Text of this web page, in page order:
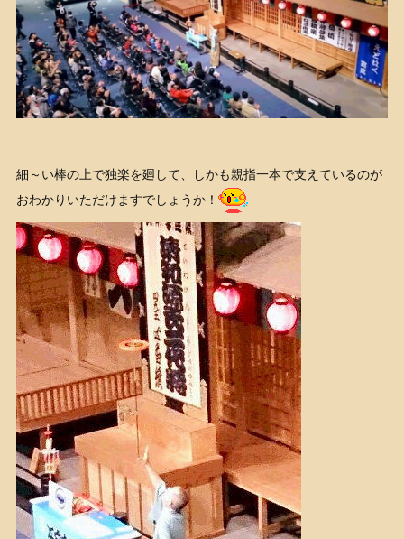
細～い棒の上で独楽を廻して、しかも親指一本で支えているのが
おわかりいただけますでしょうか！